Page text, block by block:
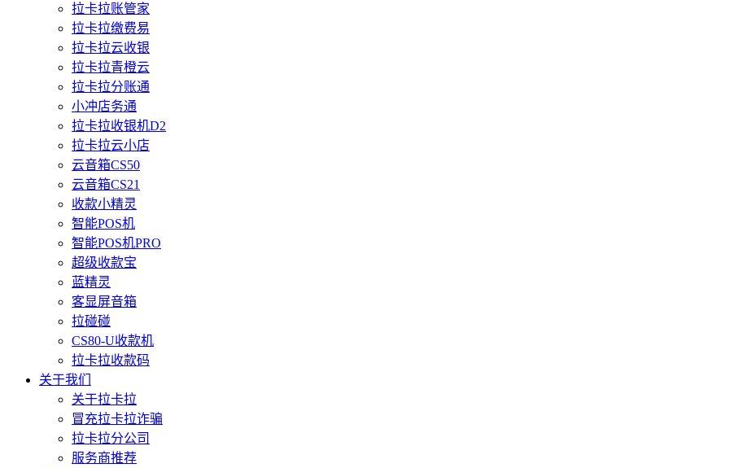
拉卡拉账管家
拉卡拉缴费易
拉卡拉云收银
拉卡拉青橙云
拉卡拉分账通
小冲店务通
拉卡拉收银机D2
拉卡拉云小店
云音箱CS50
云音箱CS21
收款小精灵
智能POS机
智能POS机PRO
超级收款宝
蓝精灵
客显屏音箱
拉碰碰
CS80-U收款机
拉卡拉收款码
关于我们
关于拉卡拉
冒充拉卡拉诈骗
拉卡拉分公司
服务商推荐